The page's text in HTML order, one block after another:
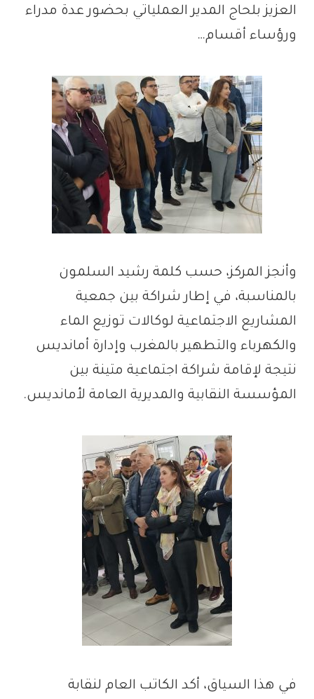
العزيز بلحاج المدير العملياتي بحضور عدة مدراء
ورؤساء أقسام…
وأنجز المركز، حسب كلمة رشيد السلمون
بالمناسبة، في إطار شراكة بين جمعية
المشاريع الاجتماعية لوكالات توزيع الماء
والكهرباء والتطهير بالمغرب وإدارة أمانديس
نتيجة لإقامة شراكة اجتماعية متينة بين
المؤسسة النقابية والمديرية العامة لأمانديس.
في هذا السياق، أكد الكاتب العام لنقابة